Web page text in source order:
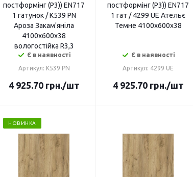
постформінг (P3)) EN717
1 гатунок / K539 PN
Ароза Закам'яніла
4100х600х38
вологостійка R3,3
Є в наявності
Артикул: K539 PN
4 925.70грн./шт
постформінг (P3)) EN717
1 гат / 4299 UE Ательє
Темне 4100х600х38
Є в наявності
Артикул: 4299 UE
4 925.70грн./шт
НОВИНКА